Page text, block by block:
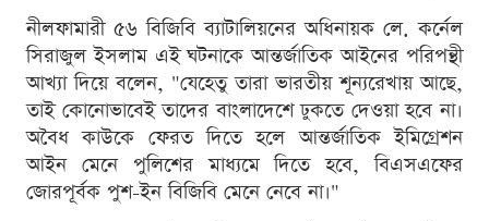
নীলফামারী ৫৬ বিজিবি ব্যাটালিয়নের অধিনায়ক লে. কর্নেল
সিরাজুল ইসলাম এই ঘটনাকে আন্তর্জাতিক আইনের পরিপন্থী
আখ্যা দিয়ে বলেন, "যেহেতু তারা ভারতীয় শূন্যরেখায় আছে,
তাই কোনোভাবেই তাদের বাংলাদেশে ঢুকতে দেওয়া হবে না।
অবৈধ কাউকে ফেরত দিতে হলে আন্তর্জাতিক ইমিগ্রেশন
আইন মেনে পুলিশের মাধ্যমে দিতে হবে, বিএসএফের
জোরপূর্বক পুশ-ইন বিজিবি মেনে নেবে না।"